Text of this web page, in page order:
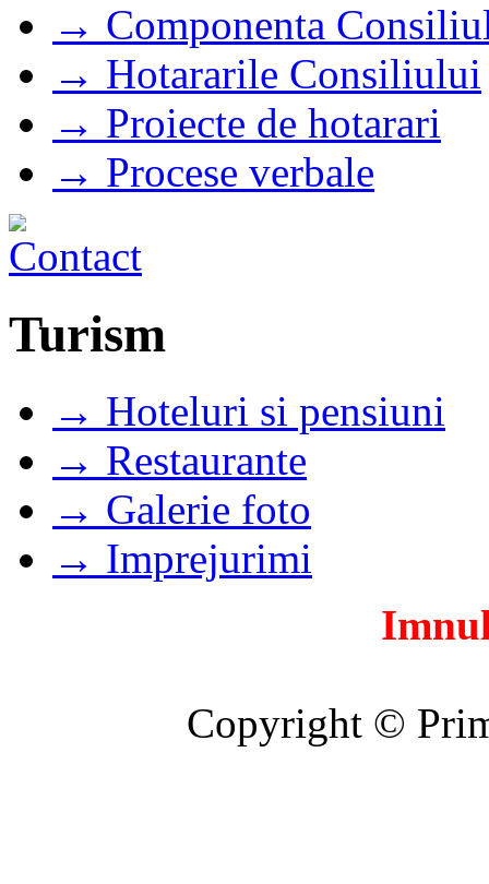
→ Componenta
→ Hotararile Consiliului
→ Proiecte de hotarari
→ Procese verbale
Turism
→ Hoteluri si pensiuni
→ Restaurante
→ Galerie foto
→ Imprejurimi
Copyright ©